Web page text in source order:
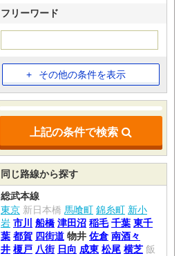
フリーワード
その他の条件を表示
上記の条件で検索
同じ路線から探す
総武本線
東京 新日本橋 馬喰町 錦糸町 新小
岩 市川 船橋 津田沼 稲毛 千葉 東千
葉 都賀 四街道 物井 佐倉 南酒々
井 榎戸 八街 日向 成東 松尾 横芝 飯